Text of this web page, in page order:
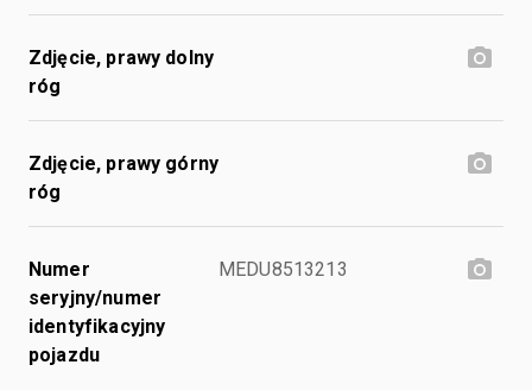
Zdjęcie, prawy dolny
róg
Zdjęcie, prawy górny
róg
Numer
seryjny/numer
identyfikacyjny
pojazdu
MEDU8513213